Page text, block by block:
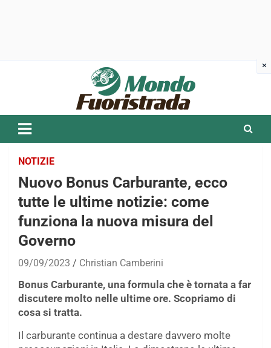
NOTIZIE
Nuovo Bonus Carburante, ecco
tutte le ultime notizie: come
funziona la nuova misura del
Governo
09/09/2023 Christian Camberini
Bonus Carburante, una formula che è tornata a far
discutere molto nelle ultime ore. Scopriamo di
cosa si tratta.
Il carburante continua a destare davvero molte